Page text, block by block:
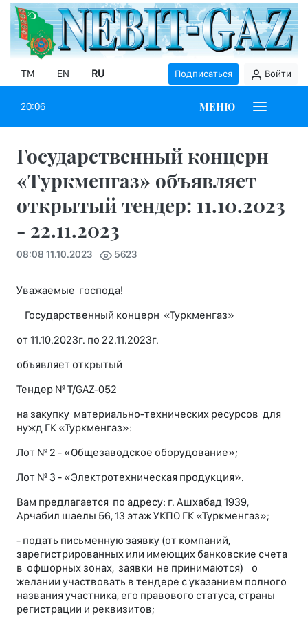
TM EN RU Подписаться Войти
20:06 МЕНЮ
Государственный концерн
«Туркменгаз» объявляет
открытый тендер: 11.10.2023
- 22.11.2023
08:08 11.10.2023 5623
Уважаемые господа!
Государственный концерн «Туркменгаз»
от 11.10.2023г. по 22.11.2023г.
объявляет открытый
Тендер № T/GAZ-052
на закупку материально-технических ресурсов для
нужд ГК «Туркменгаз»:
Лот № 2 - «Общезаводское оборудование»;
Лот № 3 - «Электротехническая продукция».
Вам предлагается по адресу: г. Ашхабад 1939,
Арчабил шаелы 56, 13 этаж УКПО ГК «Туркменгаз»;
- подать письменную заявку (от компаний,
зарегистрированных или имеющих банковские счета
в офшорных зонах, заявки не принимаются) о
желании участвовать в тендере с указанием полного
названия участника, его правового статуса, страны
регистрации и реквизитов;